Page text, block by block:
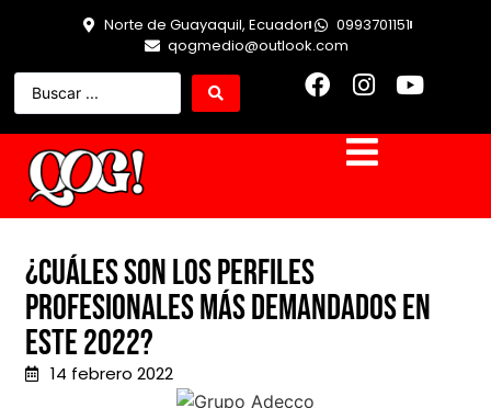
Norte de Guayaquil, Ecuador
0993701151
qogmedio@outlook.com
¿Cuáles son los perfiles
profesionales más demandados en
este 2022?
14 febrero 2022